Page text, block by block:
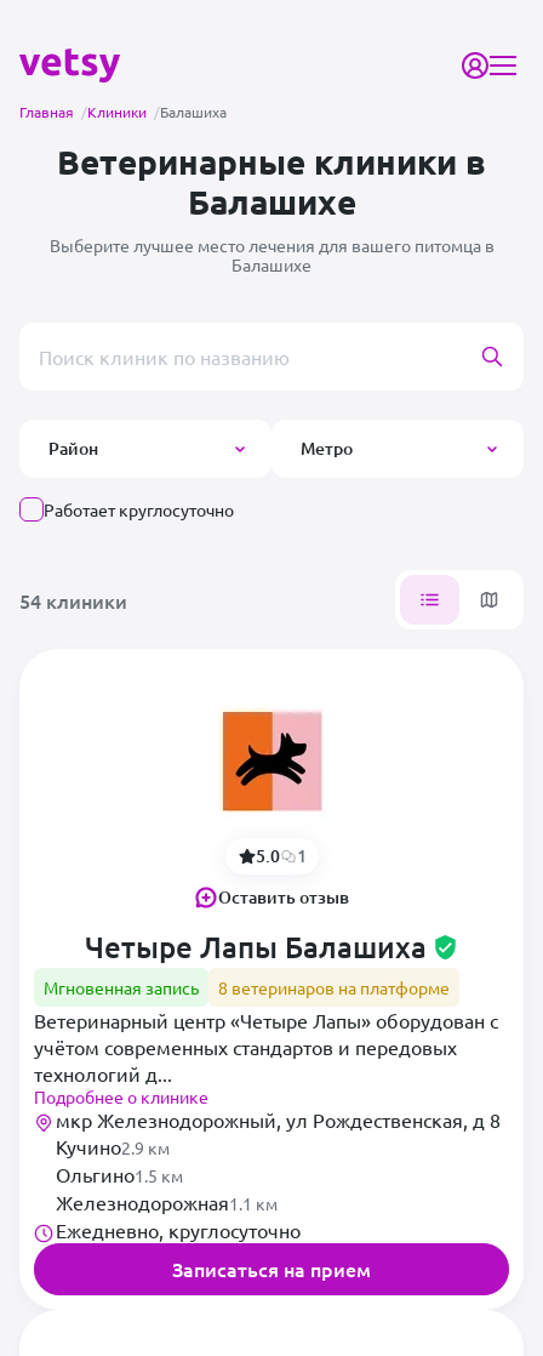
Главная /Клиники /Балашиха
Ветеринарные клиники в
Балашихе
Выберите лучшее место лечения для вашего питомца в
Балашихе
Район
1 Мая мкр
Никольско-Архангельский
Новое Павлино мкр
Ольгино мкр
Павлино мкр
Саввино мкр
Салтыковка мкр
Северный мкр
Янтарный мкр
Метро
Железнодорожная
Ольгино
Щёлковская
Работает круглосуточно
54 клиники
5.0
1
Оставить отзыв
Четыре Лапы Балашиха
Мгновенная запись 8 ветеринаров на платформе
Ветеринарный центр «Четыре Лапы» оборудован с
учётом современных стандартов и передовых
технологий д...
Подробнее о клинике
мкр Железнодорожный, ул Рождественская, д 8
Кучино2.9 км
Ольгино1.5 км
Железнодорожная1.1 км
Ежедневно, круглосуточно
Записаться на прием